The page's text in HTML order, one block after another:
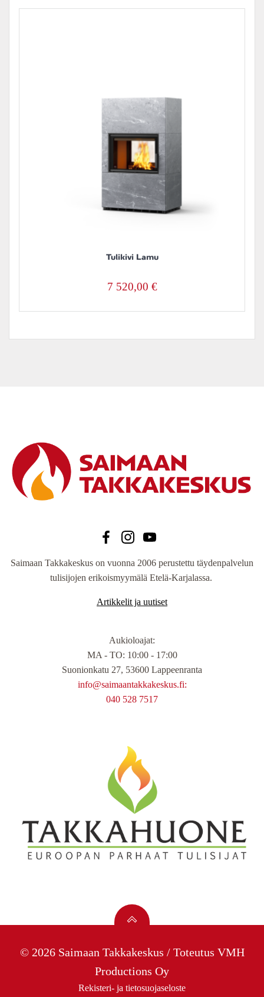
Tulikivi Lamu
7 520,00 €
Saimaan Takkakeskus on vuonna 2006 perustettu täydenpalvelun
tulisijojen erikoismyymälä Etelä-Karjalassa.
Artikkelit ja uutiset
Aukioloajat:
MA - TO: 10:00 - 17:00
Suonionkatu 27, 53600 Lappeenranta
info@saimaantakkakeskus.fi:
040 528 7517
© 2026 Saimaan Takkakeskus / Toteutus VMH
Productions Oy
Rekisteri- ja tietosuojaseloste